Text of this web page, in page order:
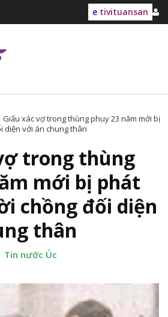
e tivituansan
Giấu xác vợ trong thùng phuy 23 năm mới bị
diện với án chung thân
trong thùng
mới bị phát
chồng đối diện
thân
Tin nước Úc